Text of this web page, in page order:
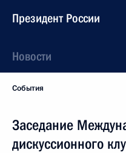
Президент России
Новости
События
Заседание
дискуссионного